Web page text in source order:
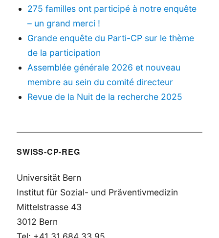
275 familles ont participé à notre enquête
– un grand merci !
Grande enquête du Parti-CP sur le thème
de la participation
Assemblée générale 2026 et nouveau
membre au sein du comité directeur
Revue de la Nuit de la recherche 2025
SWISS-CP-REG
Universität Bern
Institut für Sozial- und Präventivmedizin
Mittelstrasse 43
3012 Bern